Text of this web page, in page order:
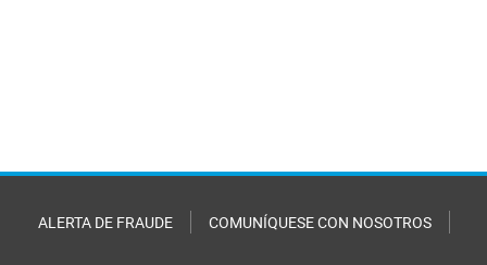
ALERTA DE FRAUDE COMUNÍQUESE CON NOSOTROS